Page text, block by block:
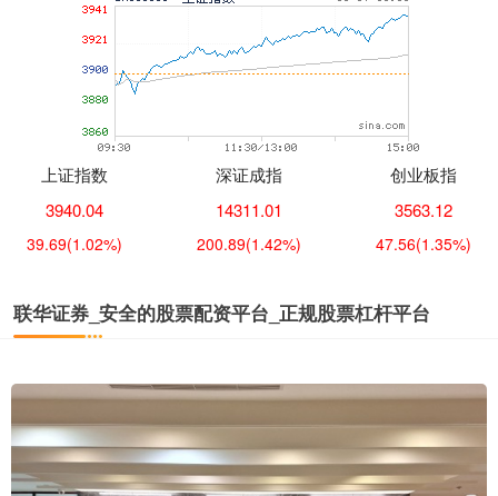
上证指数
3940.04
39.69(1.02%)
深证成指
14311.01
200.89(1.42%)
创业板指
3563.12
47.56(1.35%)
联华证券_安全的股票配资平台_正规股票杠杆平台